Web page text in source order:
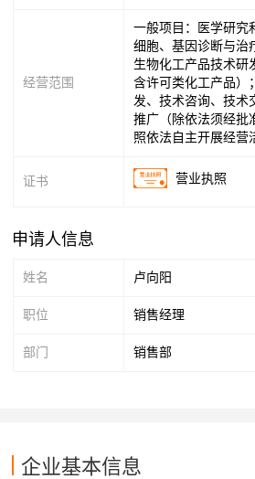
经营范围
一般项目：医学研究
细胞、基因诊断与治
生物化工产品技术研
含许可类化工产品）
发、技术咨询、技术
推广（除依法须经批
照依法自主开展经营
证书 营业执照
申请人信息
姓名 卢向阳
职位 销售经理
部门 销售部
企业基本信息